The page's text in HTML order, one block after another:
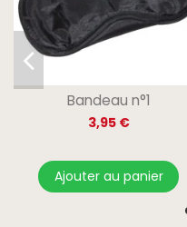
Bandeau n°1
3,95 €
Ajouter au panier